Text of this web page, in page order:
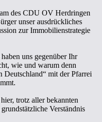
des CDU OV Herdringen
unser ausdrückliches
zur Immobilienstrategie
uns gegenüber Ihr
wie und warum denn
Deutschland“ mit der Pfarrei
trotz aller bekannten
Verständnis